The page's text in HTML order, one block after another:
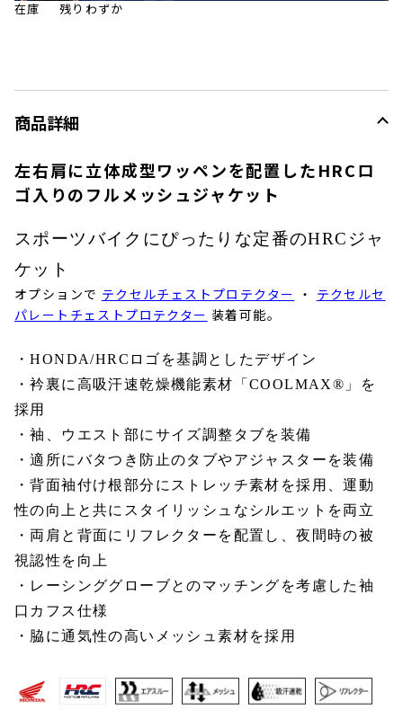
在庫 残りわずか
商品詳細
左右肩に立体成型ワッペンを配置したHRCロ
ゴ入りのフルメッシュジャケット
スポーツバイクにぴったりな定番のHRC ジャ
ケット
オプションで テクセルチェストプロテクター ・ テクセルセ
パレートチェストプロテクター 装着可能。
・HONDA/HRC ロゴを基調としたデザイン
・衿裏に高吸汗速乾燥機能素材「 COOLMAX® 」を
採用
・袖、ウエスト部にサイズ調整タブを装備
・適所にバタつき防止のタブやアジャスターを装備
・背面袖付け根部分にストレッチ素材を採用、運動
性の向上と共にスタイリッシュなシルエットを両立
・両肩と背面にリフレクターを配置し、夜間時の被
視認性を向上
・レーシンググローブとのマッチングを考慮した袖
口カフス仕様
・脇に通気性の高いメッシュ素材を採用